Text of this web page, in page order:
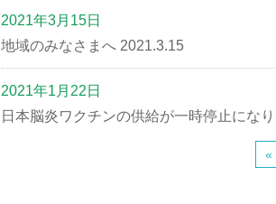
2021年3月15日
地域のみなさまへ 2021.3.15
2021年1月22日
日本脳炎ワクチンの供給が一時停止にな
«